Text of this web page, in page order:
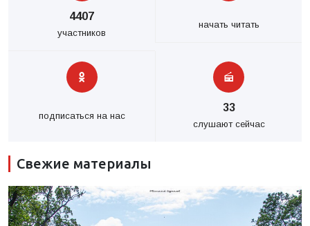
4407
участников
начать читать
подписаться на нас
33
слушают сейчас
Свежие материалы